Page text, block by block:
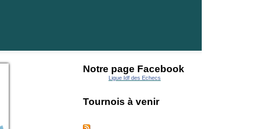
Notre page Facebook
Ligue Idf des Echecs
Tournois à venir